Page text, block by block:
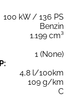
100 kW / 136 PS
Benzin
1.199 cm³
1 (None)
4,8 l/100km
109 g/km
C